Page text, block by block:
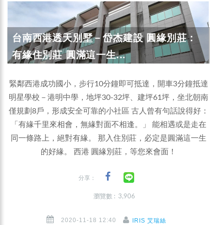
台南西港透天別墅－岱杰建設 圓緣別莊：
有緣住別莊 圓滿這一生...
緊鄰西港成功國小，步行10分鐘即可抵達，開車3分鐘抵達
明星學校－港明中學，地坪30-32坪、建坪61坪，坐北朝南
僅規劃8戶，形成安全可靠的小社區 古人曾有句話說得好：
「有緣千里來相會，無緣對面不相逢。」 能相遇或是走在
同一條路上，絕對有緣。 那入住別莊，必定是圓滿這一生
的好緣。 西港 圓緣別莊，等您來會面！
分享：
瀏覽數 : 3,906
2020-11-18 12:40 IRIS 艾瑞絲